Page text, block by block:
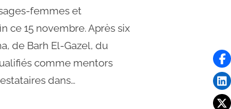
femmes et
ce 15 novembre. Après six
de Barh El-Gazel, du
comme mentors
dans…